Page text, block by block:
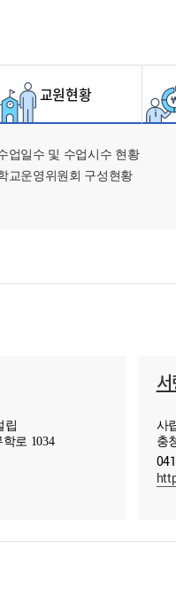
교원현황
업일수 및 수업시수 현황
교운영위원회 구성현황
립
로 1034
사
충